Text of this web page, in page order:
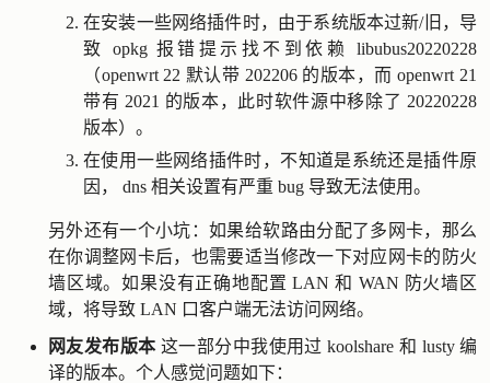
在安装一些网络插件时，由于系统版本过新/旧，导
致 opkg 报错提示找不到依赖 libubus20220228
（openwrt 22 默认带 202206 的版本，而 openwrt 21
带有 2021 的版本，此时软件源中移除了 20220228
版本）。
在使用一些网络插件时，不知道是系统还是插件原
因， dns 相关设置有严重 bug 导致无法使用。
另外还有一个小坑：如果给软路由分配了多网卡，那么
在你调整网卡后，也需要适当修改一下对应网卡的防火
墙区域。如果没有正确地配置 LAN 和 WAN 防火墙区
域，将导致 LAN 口客户端无法访问网络。
网友发布版本 这一部分中我使用过 koolshare 和 lusty 编
译的版本。个人感觉问题如下：